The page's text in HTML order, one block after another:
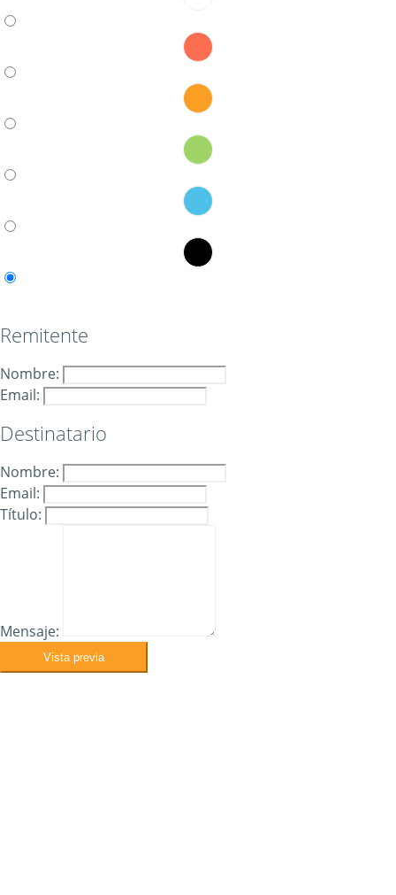
Remitente
Nombre:
Email:
Destinatario
Nombre:
Email:
Título:
Mensaje:
Vista previa